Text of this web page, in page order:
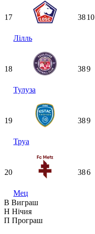
17
Лілль
3810
18
Тулуза
389
19
Труа
389
20
Мец
386
В Виграш
Н Нічия
П Програш